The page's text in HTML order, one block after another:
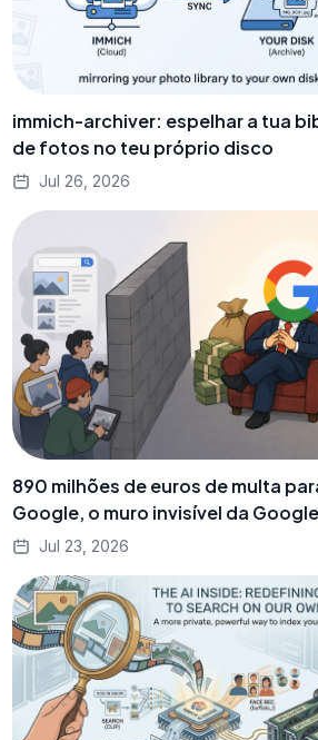
immich-archiver: espelhar a tua
de fotos no teu próprio disco
Jul 26, 2026
890 milhões de euros de multa
Google, o muro invisível da
Jul 23, 2026